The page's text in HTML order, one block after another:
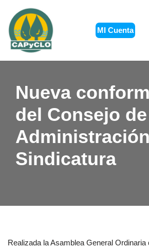
Saltar
al
contenido
MI Cuenta
Nueva
del Consejo de
Sindicatura
Realizada la Asamblea General Ordinaria